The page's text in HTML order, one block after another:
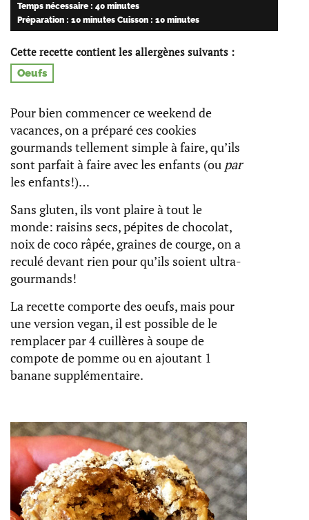
Temps nécessaire : 40 minutes
Préparation : 10 minutes Cuisson : 10 minutes
Cette recette contient les allergènes suivants :
Oeufs
Pour bien commencer ce weekend de
vacances, on a préparé ces cookies
gourmands tellement simple à faire, qu’ils
sont parfait à faire avec les enfants (ou par
les enfants!)…
Sans gluten, ils vont plaire à tout le
monde: raisins secs, pépites de chocolat,
noix de coco râpée, graines de courge, on a
reculé devant rien pour qu’ils soient ultra-
gourmands!
La recette comporte des oeufs, mais pour
une version vegan, il est possible de le
remplacer par 4 cuillères à soupe de
compote de pomme ou en ajoutant 1
banane supplémentaire.